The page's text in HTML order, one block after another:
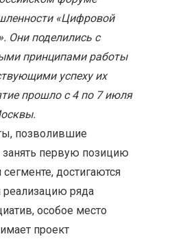
«Цифровой
Они поделились с
принципами работы
успеху их
прошло с 4 по 7 июля
позволившие
первую позицию
достигаются
реализацию ряда
особое место
проект